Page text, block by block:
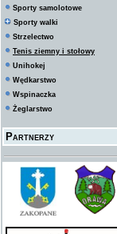
Sporty samolotowe
Sporty walki
Strzelectwo
Tenis ziemny i stołowy
Unihokej
Wędkarstwo
Wspinaczka
Żeglarstwo
Partnerzy